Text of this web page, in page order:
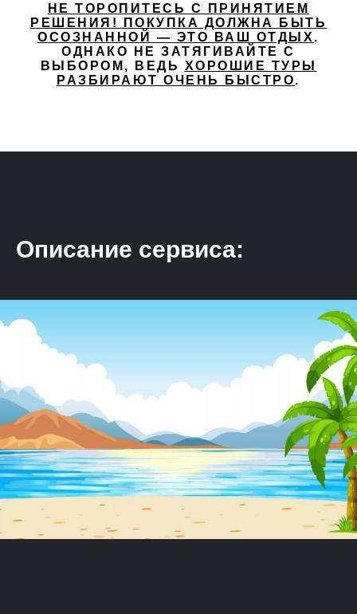
НЕ ТОРОПИТЕСЬ С ПРИНЯТИЕМ
РЕШЕНИЯ! ПОКУПКА ДОЛЖНА БЫТЬ
ОСОЗНАННОЙ — ЭТО ВАШ ОТДЫХ .
ОДНАКО НЕ ЗАТЯГИВАЙТЕ С
ВЫБОРОМ, ВЕДЬ ХОРОШИЕ ТУРЫ
РАЗБИРАЮТ ОЧЕНЬ БЫСТРО.
Описание сервиса: